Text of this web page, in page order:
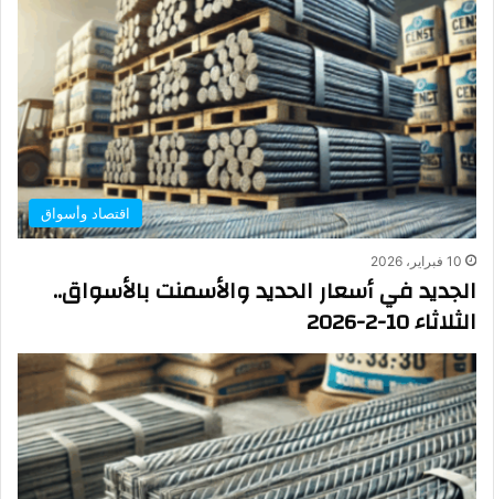
اقتصاد وأسواق
10 فبراير، 2026
الجديد في أسعار الحديد والأسمنت بالأسواق..
الثلاثاء 10-2-2026